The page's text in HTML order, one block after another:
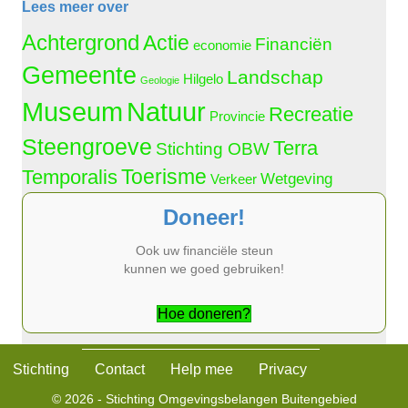
Lees meer over
Achtergrond Actie economie Financiën
Gemeente Geologie Hilgelo Landschap
Museum Natuur Provincie Recreatie
Steengroeve Stichting OBWTerra
TemporalisToerisme Verkeer Wetgeving
Doneer!
Ook uw financiële steun
kunnen we goed gebruiken!
Hoe doneren?
Stichting Contact Help mee Privacy
© 2026 - Stichting Omgevingsbelangen Buitengebied